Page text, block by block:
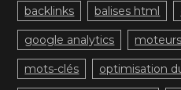
backlinks balises html
google analytics
mots-clés optimisation